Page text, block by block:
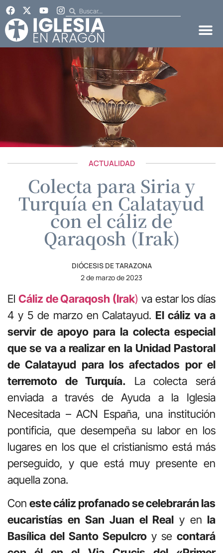
ACTUALIDAD
Colecta para Siria y
Turquía en Calatayud
con el cáliz de
Qaraqosh (Irak)
DIÓCESIS DE TARAZONA
2 de marzo de 2023
El Cáliz de Qaraqosh (Irak) va estar los días
4 y 5 de marzo en Calatayud. El cáliz va a
servir de apoyo para la colecta especial
que se va a realizar en la Unidad Pastoral
de Calatayud para los afectados por el
terremoto de Turquía. La colecta será
enviada a través de Ayuda a la Iglesia
Necesitada – ACN España, una institución
pontificia, que desempeña su labor en los
lugares en los que el cristianismo está más
perseguido, y que está muy presente en
aquella zona.
Con este cáliz profanado se celebrarán las
eucaristías en San Juan el Real y en la
Basílica del Santo Sepulcro y se contará